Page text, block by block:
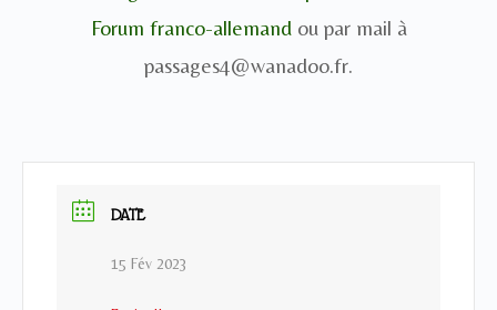
Forum franco-allemandou par mail à
passages4@wanadoo.fr.
DATE
15 Fév 2023